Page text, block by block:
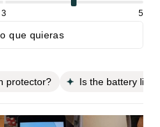
3 5
que quieras
protector? Is the battery life